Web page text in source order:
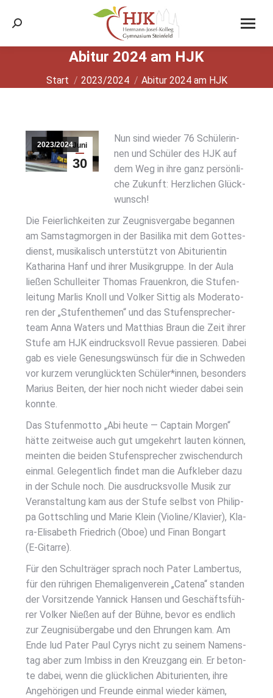
Search:
Abitur 2024 am HJK
Sie befinden sich hier:
Start 2023/2024 Abitur 2024 am HJK
Juni
30
2023/2024
Nun sind wie­der 76 Schü­le­rin­
nen und Schü­ler des HJK auf
dem Weg in ihre ganz per­sön­li­
che Zukunft: Herz­li­chen Glück­
wunsch!
Die Fei­er­lich­kei­ten zur Zeug­nis­ver­ga­be began­nen
am Sams­tag­mor­gen in der Basi­li­ka mit dem Got­tes­
dienst, musi­ka­lisch unter­stützt von Abitu­ri­en­tin
Katha­ri­na Hanf und ihrer Musik­grup­pe. In der Aula
lie­ßen Schul­lei­ter Tho­mas Frau­en­kron, die Stu­fen­
lei­tung Mar­lis Knoll und Vol­ker Sit­tig als Mode­ra­to­
ren der „Stu­fen­the­men“ und das Stu­fen­spre­cher­
team Anna Waters und Mat­thi­as Braun die Zeit ihrer
Stu­fe am HJK ein­drucks­voll Revue pas­sie­ren. Dabei
gab es vie­le Gene­sungs­wünsch für die in Schwe­den
vor kur­zem ver­un­glück­ten Schüler*innen, beson­ders
Mari­us Bei­ten, der hier noch nicht wie­der dabei sein
konn­te.
Das Stu­fen­mot­to „Abi heu­te — Cap­tain Mor­gen“
hät­te zeit­wei­se auch gut umge­kehrt lau­ten kön­nen,
mein­ten die bei­den Stu­fen­spre­cher zwi­schen­durch
ein­mal. Gele­gent­lich fin­det man die Auf­kle­ber dazu
in der Schu­le noch. Die aus­drucks­vol­le Musik zur
Ver­an­stal­tung kam aus der Stu­fe selbst von Phil­ip­
pa Gott­sch­ling und Marie Klein (Violine/Klavier), Kla­
ra-Eli­sa­beth Fried­rich (Oboe) und Finan Bon­gart
(E‑Gitarre).
Für den Schul­trä­ger sprach noch Pater Lam­ber­tus,
für den rüh­ri­gen Ehe­ma­li­gen­ver­ein „Cate­na“ stan­den
der Vor­sit­zen­de Yan­nick Han­sen und Geschäfts­füh­
rer Vol­ker Nie­ßen auf der Büh­ne, bevor es end­lich
zur Zeug­nis­über­ga­be und den Ehrun­gen kam. Am
Ende lud Pater Paul Cyrys nicht zu sei­nem Namens­
tag aber zum Imbiss in den Kreuz­gang ein. Er beton­
te dabei, wenn die glück­li­chen Abitu­ri­en­ten, ihre
Ange­hö­ri­gen und Freun­de ein­mal wie­der kämen,